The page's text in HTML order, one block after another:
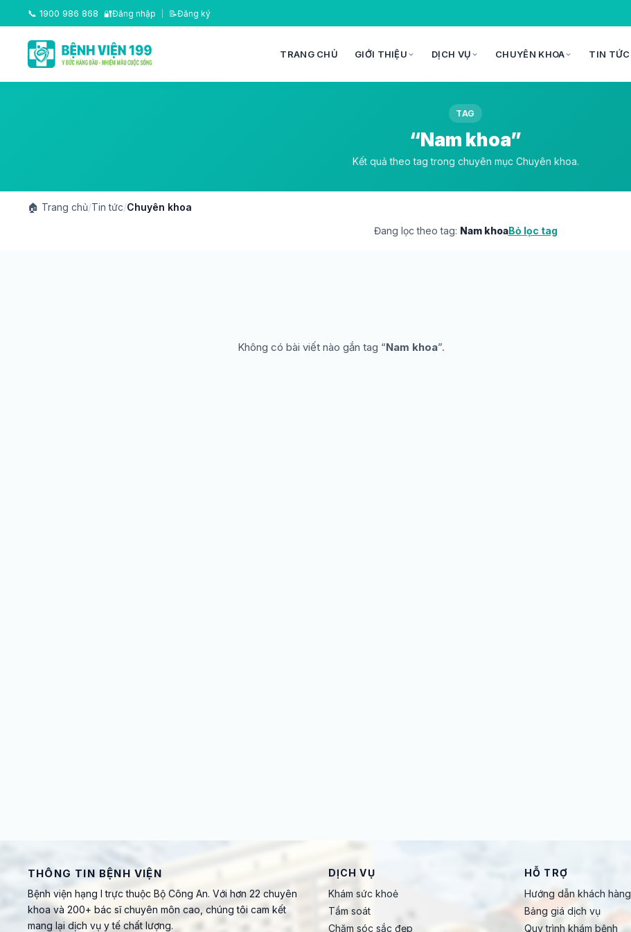
📞 1900 986 868 🔐Đăng nhập 📝Đăng ký
TRANG CHỦ GIỚI THIỆU DỊCH VỤ CHUYÊN KHOA TIN TỨC
TAG
“Nam khoa”
Kết quả theo tag trong chuyên mục Chuyên khoa.
🏠 Trang chủ/Tin tức/Chuyên khoa
Đang lọc theo tag: Nam khoaBỏ lọc tag
Không có bài viết nào gắn tag “Nam khoa”.
THÔNG TIN BỆNH VIỆN
Bệnh viện hạng I trực thuộc Bộ Công An. Với hơn 22 chuyên
khoa và 200+ bác sĩ chuyên môn cao, chúng tôi cam kết
mang lại dịch vụ y tế chất lượng.
DỊCH VỤ
Khám sức khoẻ
Tầm soát
Chăm sóc sắc đẹp
HỖ TRỢ
Hướng dẫn khách hàng
Bảng giá dịch vụ
Quy trình khám bệnh